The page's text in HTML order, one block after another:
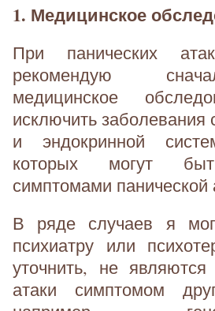
1. Медицинское
При панических
рекомендую
медицинское
исключить заболевания
и эндокринной
которых могут
симптомами панической
В ряде случаев я
психиатру или
уточнить, не
атаки симптомом